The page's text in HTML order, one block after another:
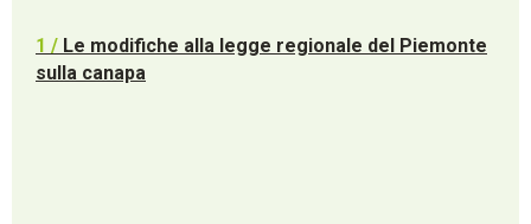
1 / Le modifiche alla legge regionale del Piemonte
sulla canapa